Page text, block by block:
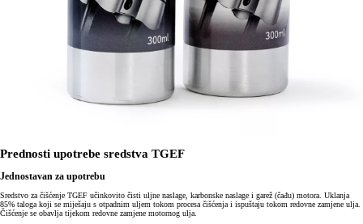
Prednosti upotrebe sredstva TGEF
Jednostavan za upotrebu
Sredstvo za čišćenje TGEF učinkovito čisti uljne naslage, karbonske naslage i garež (čađu) motora. Uklanja
85% taloga koji se miješaju s otpadnim uljem tokom procesa čišćenja i ispuštaju tokom redovne zamjene ulja.
Čišćenje se obavlja tijekom redovne zamjene motornog ulja.